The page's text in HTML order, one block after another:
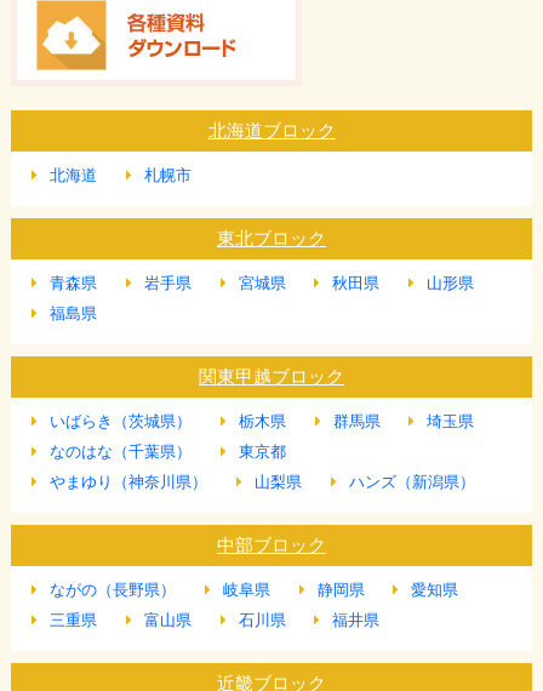
北海道ブロック
北海道 札幌市
東北ブロック
青森県 岩手県 宮城県 秋田県
山形県
福島県
関東甲越ブロック
いばらき（茨城県） 栃木県 群馬県
埼玉県
なのはな（千葉県）
東京都
やまゆり（神奈川県）
山梨県 ハンズ（新潟県）
中部ブロック
ながの（長野県） 岐阜県 静岡県
愛知県
三重県
富山県 石川県 福井県
近畿ブロック